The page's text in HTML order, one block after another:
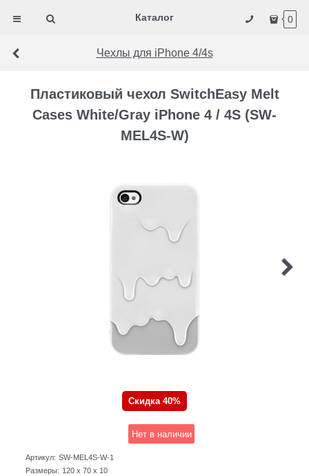
Каталог 0
Чехлы для iPhone 4/4s
Пластиковый чехол SwitchEasy Melt
Cases White/Gray iPhone 4 / 4S (SW-
MEL4S-W)
Скидка 40%
Нет в наличии
Артикул: SW-MEL4S-W-1
Размеры: 120 x 70 x 10